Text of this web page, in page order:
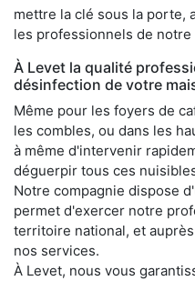
mettre la clé sous la porte,
les professionnels de
À Levet la qualité
désinfection de votre
Même pour les foyers de
les combles, ou dans les
à même d'intervenir
déguerpir tous ces
Notre compagnie dispose
permet d'exercer notre
territoire national, et
nos services.
À Levet, nous vous